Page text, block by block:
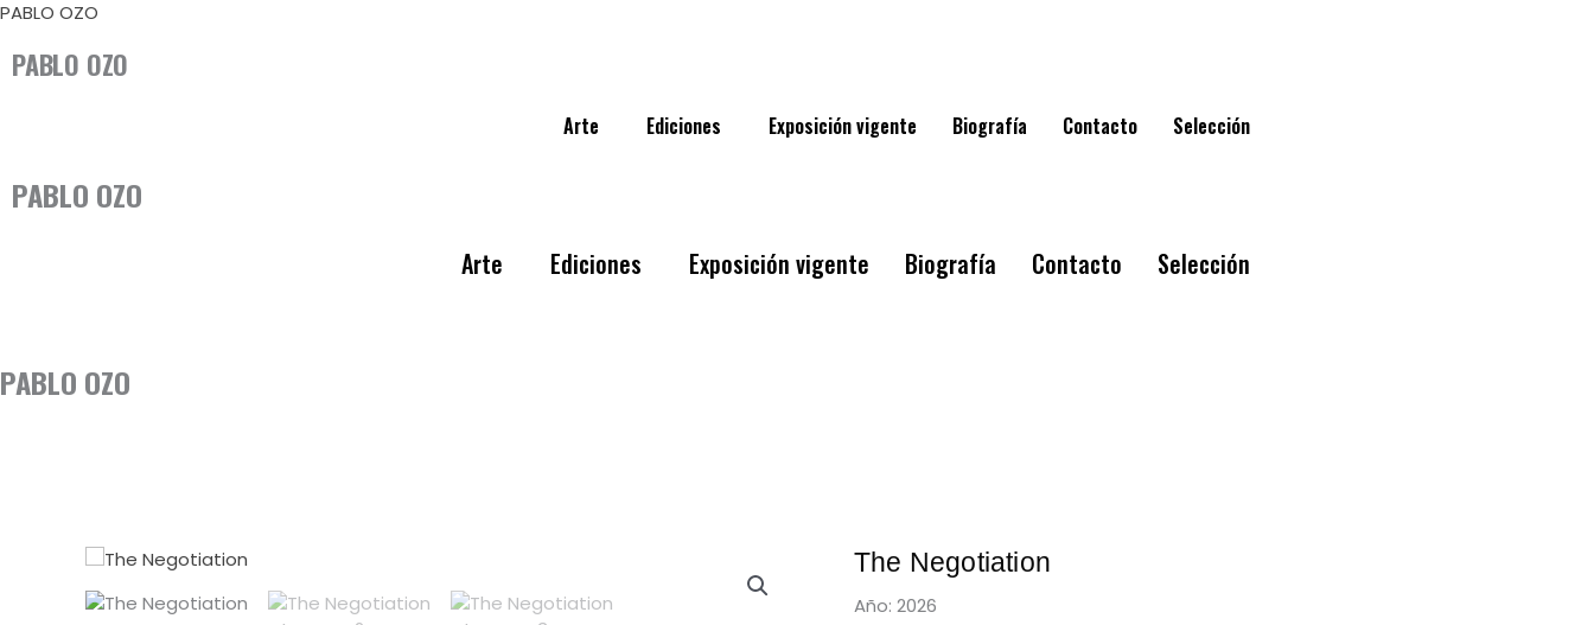
Ir
contenido
PABLO OZO
PABLO OZO
Arte Ediciones Exposición vigente Biografía Contacto Selección
PABLO OZO
Arte Ediciones Exposición vigente Biografía Contacto Selección
PABLO OZO
The Negotiation
Año: 2026